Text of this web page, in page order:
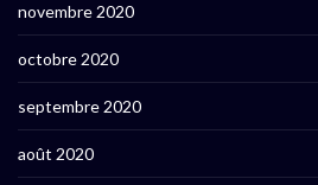
novembre 2020
octobre 2020
septembre 2020
août 2020